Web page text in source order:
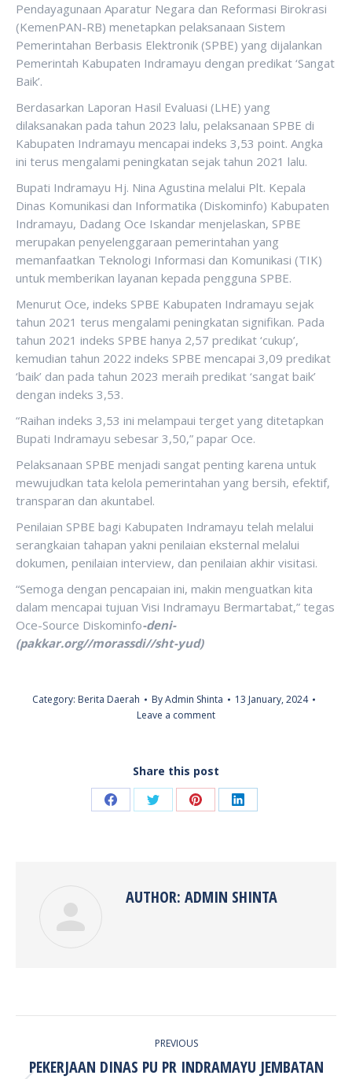
Pendayagunaan Aparatur Negara dan Reformasi Birokrasi
(KemenPAN-RB) menetapkan pelaksanaan Sistem
Pemerintahan Berbasis Elektronik (SPBE) yang dijalankan
Pemerintah Kabupaten Indramayu dengan predikat ‘Sangat
Baik’.
Berdasarkan Laporan Hasil Evaluasi (LHE) yang
dilaksanakan pada tahun 2023 lalu, pelaksanaan SPBE di
Kabupaten Indramayu mencapai indeks 3,53 point. Angka
ini terus mengalami peningkatan sejak tahun 2021 lalu.
Bupati Indramayu Hj. Nina Agustina melalui Plt. Kepala
Dinas Komunikasi dan Informatika (Diskominfo) Kabupaten
Indramayu, Dadang Oce Iskandar menjelaskan, SPBE
merupakan penyelenggaraan pemerintahan yang
memanfaatkan Teknologi Informasi dan Komunikasi (TIK)
untuk memberikan layanan kepada pengguna SPBE.
Menurut Oce, indeks SPBE Kabupaten Indramayu sejak
tahun 2021 terus mengalami peningkatan signifikan. Pada
tahun 2021 indeks SPBE hanya 2,57 predikat ‘cukup’,
kemudian tahun 2022 indeks SPBE mencapai 3,09 predikat
‘baik’ dan pada tahun 2023 meraih predikat ‘sangat baik’
dengan indeks 3,53.
“Raihan indeks 3,53 ini melampaui terget yang ditetapkan
Bupati Indramayu sebesar 3,50,” papar Oce.
Pelaksanaan SPBE menjadi sangat penting karena untuk
mewujudkan tata kelola pemerintahan yang bersih, efektif,
transparan dan akuntabel.
Penilaian SPBE bagi Kabupaten Indramayu telah melalui
serangkaian tahapan yakni penilaian eksternal melalui
dokumen, penilaian interview, dan penilaian akhir visitasi.
“Semoga dengan pencapaian ini, makin menguatkan kita
dalam mencapai tujuan Visi Indramayu Bermartabat,” tegas
Oce-Source Diskominfo-deni-
(pakkar.org//morassdi//sht-yud)
Category: Berita Daerah ByAdmin Shinta
13 January, 2024
Leave a comment
Share this post
Share Share Share Share
AUTHOR: ADMIN SHINTA
PREVIOUS
PEKERJAAN DINAS PU PR INDRAMAYU JEMBATAN